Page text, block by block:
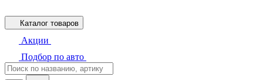
Каталог товаров
Акции
Подбор по авто